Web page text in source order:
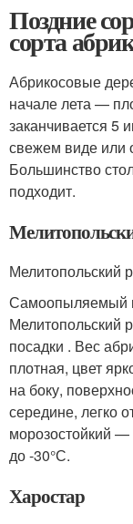
Поздние
сорта
Абрикосовые
начале лета —
заканчивается 5
свежем виде или
Большинство
подходит.
Мелитопольский
Самоопыляемый
Мелитопольский
посадки . Вес
плотная, цвет
на боку,
середине, легко
морозостойкий
до -30°С.
Харостар